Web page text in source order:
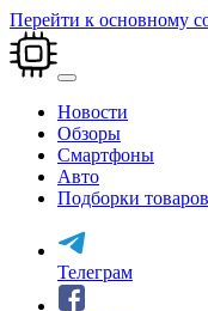
Перейти к основному
Новости
Обзоры
Смартфоны
Авто
Подборки товаров
Телеграм